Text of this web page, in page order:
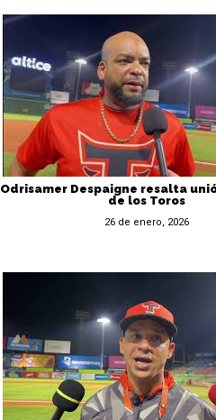
Odrisamer Despaigne resalta
de los Toros
26 de enero, 2026